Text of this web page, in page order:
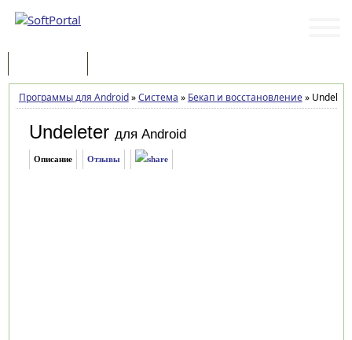
Программы для Android»Система » Бекап и восстановление»
Undeleter для Android
Описание Отзывы